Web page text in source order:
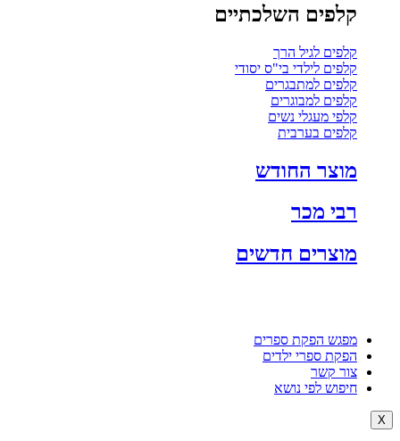
קלפים השלכתיים
קלפים לגיל הרך
קלפים לילדי בי"ס יסודי
קלפים למתבגרים
קלפים למבוגרים
קלפי מעגלי נשים
קלפים בערבית
מוצר החודש
רבי מכר
מוצרים חדשים
מפגש הפקת ספרים
הפקת ספרי ילדים
צור קשר
חיפוש לפי נושא
X